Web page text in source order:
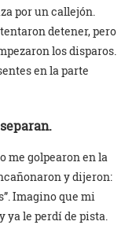
por un callejón.
detener, pero
los disparos.
en la parte
me golpearon en la
y dijeron:
Imagino que mi
ya le perdí de pista.